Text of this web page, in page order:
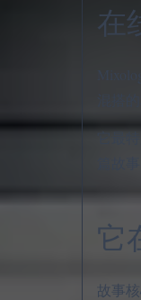
在
混搭
它最
它
故事